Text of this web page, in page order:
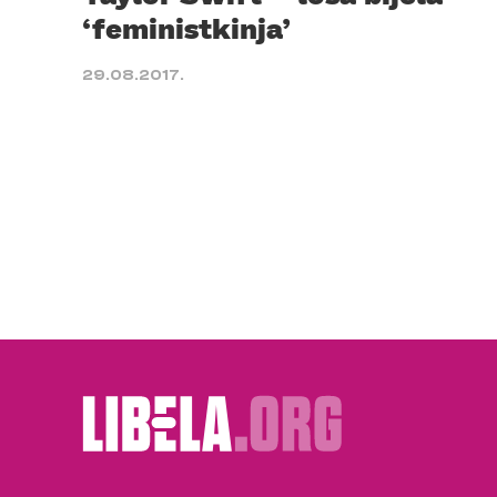
‘feministkinja’
29.08.2017.